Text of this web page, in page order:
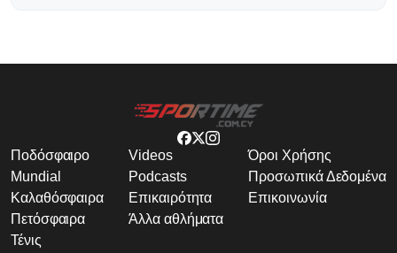
Ποδόσφαιρο
Mundial
Καλαθόσφαιρα
Πετόσφαιρα
Τένις
Videos
Podcasts
Επικαιρότητα
Άλλα αθλήματα
Όροι Χρήσης
Προσωπικά Δεδομένα
Επικοινωνία